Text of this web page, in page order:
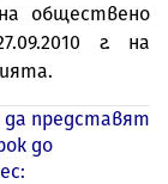
обществено
г. на
да представят
до